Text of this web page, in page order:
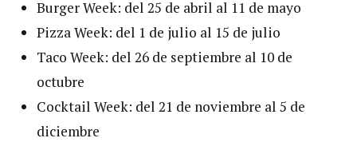
Burger Week: del 25 de abril al 11 de mayo
Pizza Week: del 1 de julio al 15 de julio
Taco Week: del 26 de septiembre al 10 de
octubre
Cocktail Week: del 21 de noviembre al 5 de
diciembre